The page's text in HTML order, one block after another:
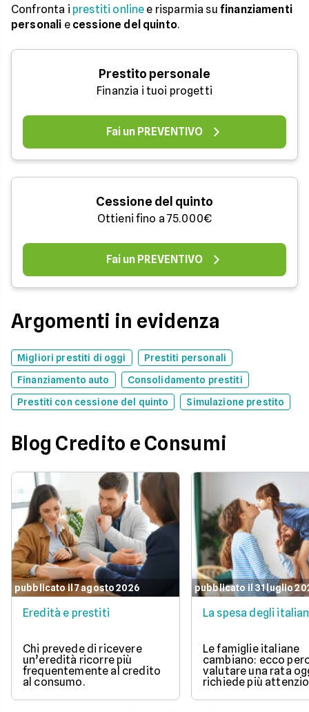
Confronta i prestiti online e risparmia su finanziamenti
personali e cessione del quinto.
Prestito personale
Finanzia i tuoi progetti
Fai un PREVENTIVO
Cessione del quinto
Ottieni fino a 75.000€
Fai un PREVENTIVO
Argomenti in evidenza
Migliori prestiti di oggi
Prestiti personali
Finanziamento auto
Consolidamento prestiti
Prestiti con cessione del quinto
Simulazione prestito
Blog Credito e Consumi
pubblicato il 7 agosto 2026
Eredità e prestiti
Chi prevede di ricevere
un’eredità ricorre più
frequentemente al credito
al consumo.
pubblicato il 31 luglio
La spesa degli
Le famiglie italiane
cambiano: ecco
valutare una rata
richiede più